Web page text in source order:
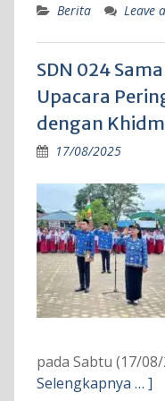
Berita Leave
SDN 024
Upacara
dengan
17/08/2025
pada Sabtu (17/
Selengkapnya … ]